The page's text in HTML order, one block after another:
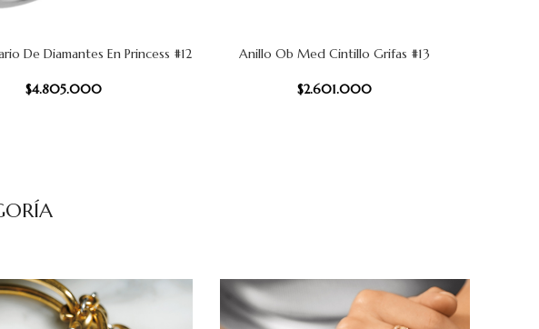
De Diamantes En Princess #12
$4.805.000
AÑADIR AL CARRITO
Anillo Ob Med Cintillo Grifas #13
$2.601.000